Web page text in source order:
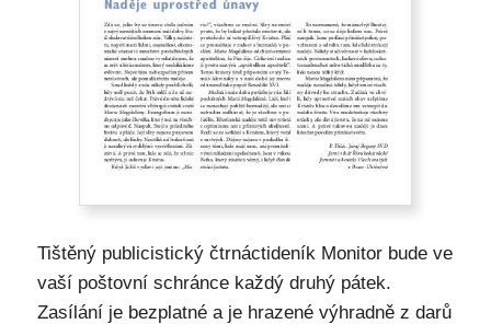
Tištěný publicistický čtrnáctideník Monitor bude ve
vaší poštovní schránce každý druhý pátek.
Zasílání je bezplatné a je hrazené výhradně z darů